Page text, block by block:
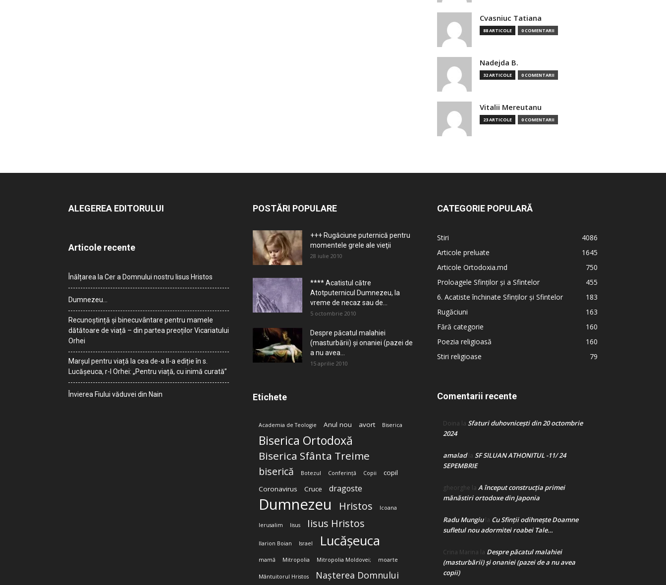
Cvasniuc Tatiana
88 ARTICOLE 0 COMENTARII
Nadejda B.
32 ARTICOLE 0 COMENTARII
Vitalii Mereutanu
23 ARTICOLE 0 COMENTARII
ALEGEREA EDITORULUI
Articole recente
Înălțarea la Cer a Domnului nostru Iisus Hristos
Dumnezeu…
Recunoștință și binecuvântare pentru mamele
dătătoare de viață – din partea preoților Vicariatului
Orhei
Marșul pentru viață la cea de-a II-a ediție în s.
Lucășeuca, r-l Orhei: „Pentru viață, cu inimă curată”
Învierea Fiului văduvei din Nain
POSTĂRI POPULARE
+++ Rugăciune puternică pentru
momentele grele ale vieţii
28 iulie 2010
**** Acatistul către
Atotputernicul Dumnezeu, la
vreme de necaz sau de...
5 octombrie 2010
Despre păcatul malahiei
(masturbării) şi onaniei (pazei de
a nu avea...
15 aprilie 2010
Etichete
Academia de Teologie Anul nou avort Biserica
Biserica Ortodoxă
Biserica Sfânta Treime
biserică Botezul Conferință Copii
copil
Coronavirus
Cruce dragoste
Dumnezeu Hristos Icoana
Ierusalim Iisus Iisus Hristos
Ilarion Boian Israel Lucășeuca
mamă Mitropolia Mitropolia Moldovei; moarte
Mântuitorul Hristos Nașterea Domnului
CATEGORIE POPULARĂ
Stiri
4086
Articole preluate
1645
Articole Ortodoxia.md
750
Proloagele Sfinților și a Sfintelor
455
6. Acatiste închinate Sfinților și Sfintelor
183
Rugăciuni
163
Fără categorie
160
Poezia religioasă
160
Stiri religioase
79
Comentarii recente
Doina la Sfaturi duhovnicești din 20 octombrie
2024
amaladla SF SILUAN ATHONITUL -11/ 24
SEPEMBRIE
gheorghe la A început construcţia primei
mănăstiri ortodoxe din Japonia
Radu Mungiula Cu Sfinții odihnește Doamne
sufletul nou adormitei roabei Tale…
Crina Marina la Despre păcatul malahiei
(masturbării) şi onaniei (pazei de a nu avea
copii)